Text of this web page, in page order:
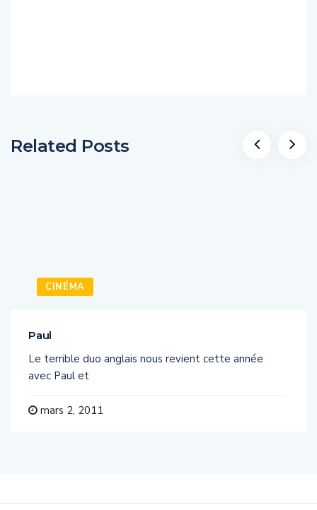
Related Posts
CINÉMA
Paul
Le terrible duo anglais nous revient cette année
avec Paul et
mars 2, 2011